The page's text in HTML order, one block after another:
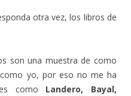
otra vez, los libros de
son una muestra de como
yo, por eso no me ha
como Landero, Bayal,